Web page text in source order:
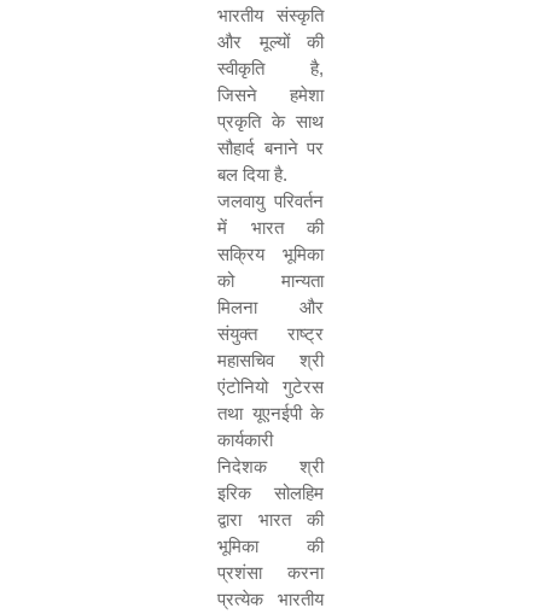
भारतीय संस्कृति
और मूल्यों की
स्वीकृति है,
जिसने हमेशा
प्रकृति के साथ
सौहार्द बनाने पर
बल दिया है.
जलवायु परिवर्तन
में भारत की
सक्रिय भूमिका
को मान्यता
मिलना और
संयुक्त राष्ट्र
महासचिव श्री
एंटोनियो गुटेरस
तथा यूएनईपी के
कार्यकारी
निदेशक श्री
इरिक सोलहिम
द्वारा भारत की
भूमिका की
प्रशंसा करना
प्रत्येक भारतीय